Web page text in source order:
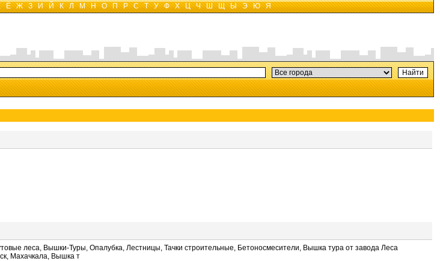
Ё Ж З И Й К Л М Н О П Р С Т У Ф Х Ц Ч Ш Щ Ы Э Ю Я
леса, Вышки-Туры, Опалубка, Лестницы, Тачки строительные, Бетоносмесители, Вышка тура от завода Леса
Махачкала, Вышка т